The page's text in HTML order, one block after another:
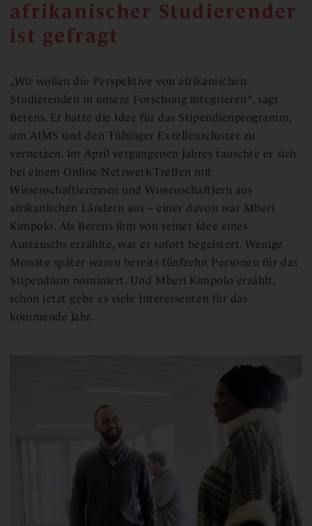
afrikanischer Studierender
ist gefragt
„Wir wollen die Perspektive von afrikanischen
Studierenden in unsere Forschung integrieren“, sagt
Berens. Er hatte die Idee für das Stipendienprogramm,
um AIMS und den Tübinger Exzellenzcluster zu
vernetzen. Im April vergangenen Jahres tauschte er sich
bei einem Online-Netzwerk-Treffen mit
Wissenschaftlerinnen und Wissenschaftlern aus
afrikanischen Ländern aus – einer davon war Mberi
Kimpolo. Als Berens ihm von seiner Idee eines
Austauschs erzählte, war er sofort begeistert. Wenige
Monate später waren bereits fünfzehn Personen für das
Stipendium nominiert. Und Mberi Kimpolo erzählt,
schon jetzt gebe es viele Interessenten für das
kommende Jahr.